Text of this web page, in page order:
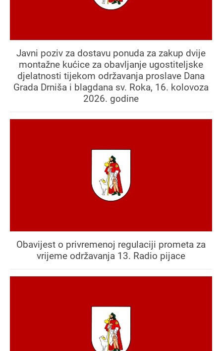
Javni poziv za dostavu ponuda za zakup dvije
montažne kućice za obavljanje ugostiteljske
djelatnosti tijekom održavanja proslave Dana
Grada Drniša i blagdana sv. Roka, 16. kolovoza
2026. godine
Obavijest o privremenoj regulaciji prometa za
vrijeme održavanja 13. Radio pijace